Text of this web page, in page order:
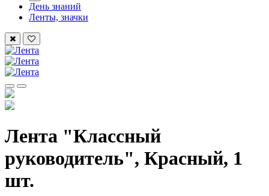
День знаний
Ленты, значки
Лента "Классный
руководитель", Красный, 1
шт.